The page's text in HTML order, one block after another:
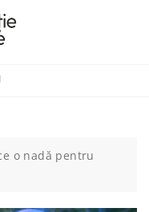
o nadă pentru